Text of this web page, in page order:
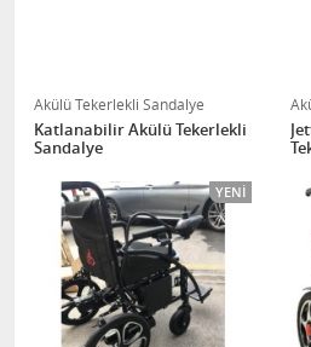
Akülü Tekerlekli Sandalye
Katlanabilir Akülü Tekerlekli
Sandalye
YENI